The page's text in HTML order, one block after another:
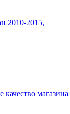
2010-2015,